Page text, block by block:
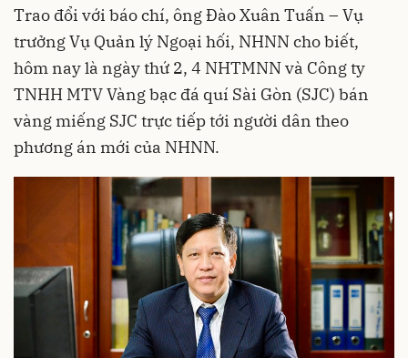
Trao đổi với báo chí, ông Đào Xuân Tuấn – Vụ
trưởng Vụ Quản lý Ngoại hối, NHNN cho biết,
hôm nay là ngày thứ 2, 4 NHTMNN và Công ty
TNHH MTV Vàng bạc đá quí Sài Gòn (SJC) bán
vàng miếng SJC trực tiếp tới người dân theo
phương án mới của NHNN.